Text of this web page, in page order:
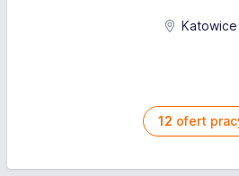
Katowice
12 ofert